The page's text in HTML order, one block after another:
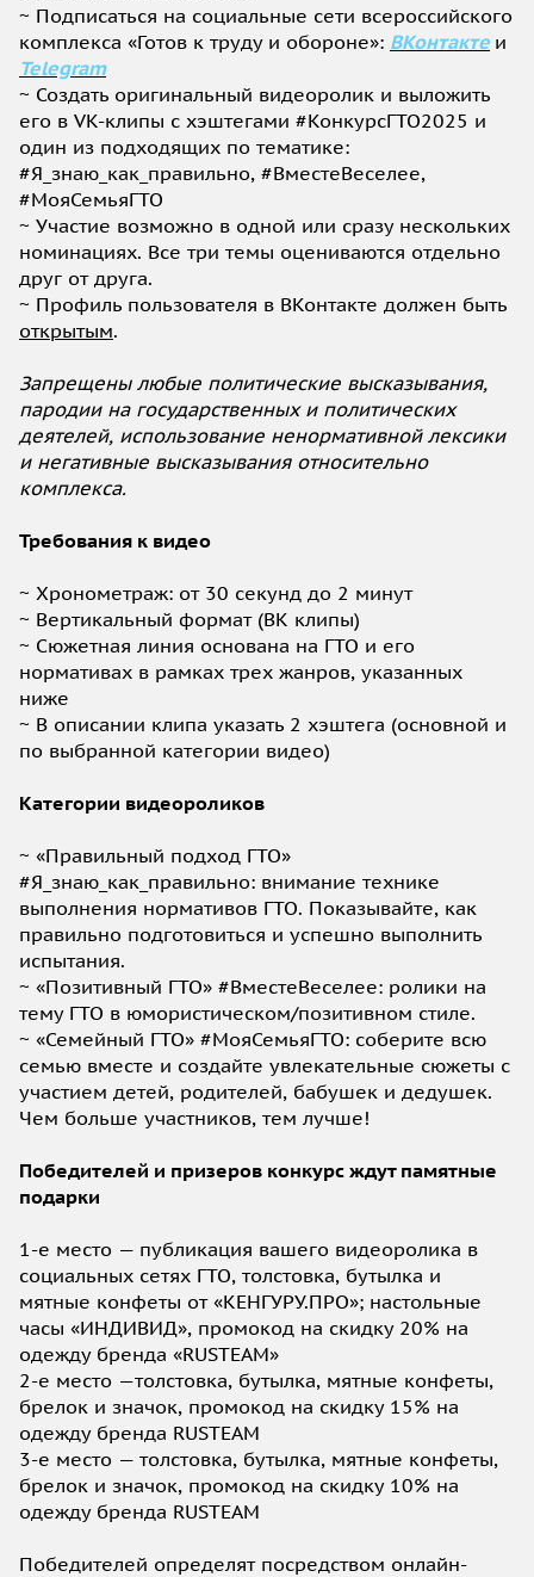
~ Подписаться на социальные сети всероссийского
комплекса «Готов к труду и обороне»: ВКонтакте и
Telegram
~ Создать оригинальный видеоролик и выложить
его в VK-клипы с хэштегами #КонкурсГТО2025 и
один из подходящих по тематике:
#Я_знаю_как_правильно, #ВместеВеселее,
#МояСемьяГТО
~ Участие возможно в одной или сразу нескольких
номинациях. Все три темы оцениваются отдельно
друг от друга.
~ Профиль пользователя в ВКонтакте должен быть
открытым.
Запрещены любые политические высказывания,
пародии на государственных и политических
деятелей, использование ненормативной лексики
и негативные высказывания относительно
комплекса.
Требования к видео
~ Хронометраж: от 30 секунд до 2 минут
~ Вертикальный формат (ВК клипы)
~ Сюжетная линия основана на ГТО и его
нормативах в рамках трех жанров, указанных
ниже
~ В описании клипа указать 2 хэштега (основной и
по выбранной категории видео)
Категории видеороликов
~ «Правильный подход ГТО»
#Я_знаю_как_правильно: внимание технике
выполнения нормативов ГТО. Показывайте, как
правильно подготовиться и успешно выполнить
испытания.
~ «Позитивный ГТО» #ВместеВеселее: ролики на
тему ГТО в юмористическом/позитивном стиле.
~ «Семейный ГТО» #МояСемьяГТО: соберите всю
семью вместе и создайте увлекательные сюжеты с
участием детей, родителей, бабушек и дедушек.
Чем больше участников, тем лучше!
Победителей и призеров конкурс ждут памятные
подарки
1-е место — публикация вашего видеоролика в
социальных сетях ГТО, толстовка, бутылка и
мятные конфеты от «КЕНГУРУ.ПРО»; настольные
часы «ИНДИВИД», промокод на скидку 20% на
одежду бренда «RUSTEAM»
2-е место —толстовка, бутылка, мятные конфеты,
брелок и значок, промокод на скидку 15% на
одежду бренда RUSTEAM
3-е место — толстовка, бутылка, мятные конфеты,
брелок и значок, промокод на скидку 10% на
одежду бренда RUSTEAM
Победителей определят посредством онлайн-